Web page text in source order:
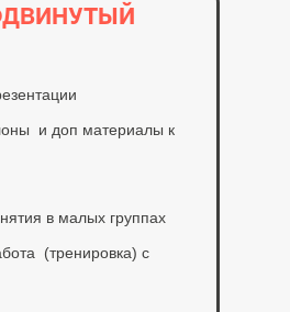
и доп материалы к
в малых группах
(тренировка) с